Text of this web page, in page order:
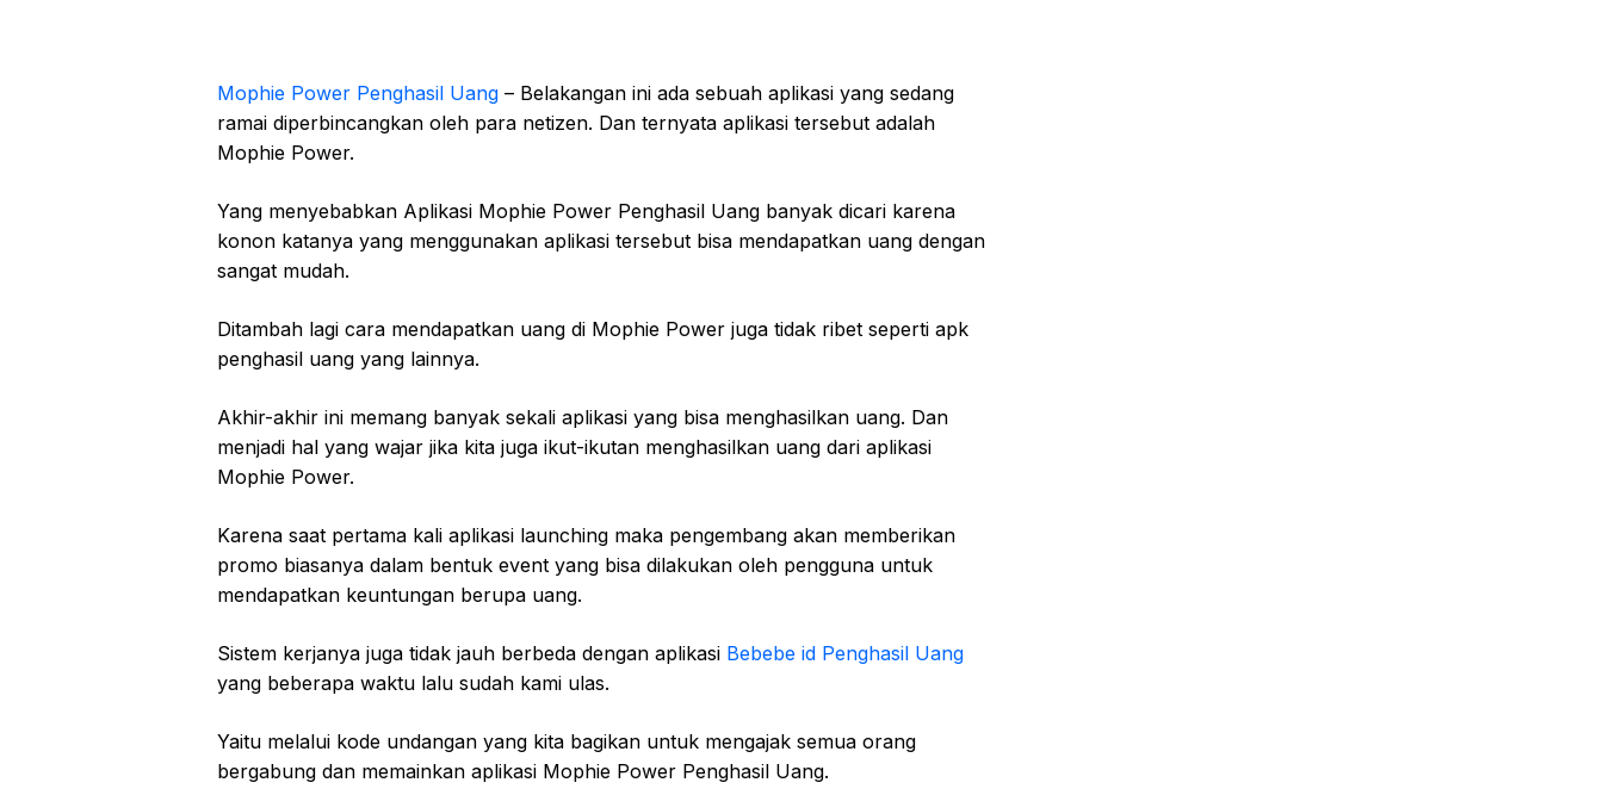
Mophie Power Penghasil Uang – Belakangan ini ada sebuah aplikasi yang sedang
ramai diperbincangkan oleh para netizen. Dan ternyata aplikasi tersebut adalah
Mophie Power.
Yang menyebabkan Aplikasi Mophie Power Penghasil Uang banyak dicari karena
konon katanya yang menggunakan aplikasi tersebut bisa mendapatkan uang dengan
sangat mudah.
Ditambah lagi cara mendapatkan uang di Mophie Power juga tidak ribet seperti apk
penghasil uang yang lainnya.
Akhir-akhir ini memang banyak sekali aplikasi yang bisa menghasilkan uang. Dan
menjadi hal yang wajar jika kita juga ikut-ikutan menghasilkan uang dari aplikasi
Mophie Power.
Karena saat pertama kali aplikasi launching maka pengembang akan memberikan
promo biasanya dalam bentuk event yang bisa dilakukan oleh pengguna untuk
mendapatkan keuntungan berupa uang.
Sistem kerjanya juga tidak jauh berbeda dengan aplikasi Bebebe id Penghasil Uang
yang beberapa waktu lalu sudah kami ulas.
Yaitu melalui kode undangan yang kita bagikan untuk mengajak semua orang
bergabung dan memainkan aplikasi Mophie Power Penghasil Uang.